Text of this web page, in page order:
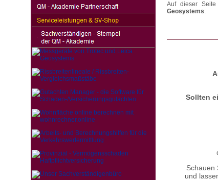
Auf dieser
Geosystems:
Sollten
Schauen
und